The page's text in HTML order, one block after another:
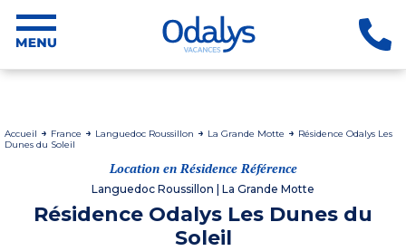
Accueil France Languedoc Roussillon La Grande Motte
Résidence Odalys Les
Dunes du Soleil
Location en Résidence Référence
Languedoc Roussillon | La Grande Motte
Résidence Odalys Les Dunes du
Soleil